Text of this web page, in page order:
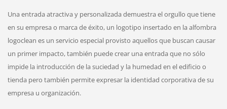
Una entrada atractiva y personalizada demuestra el orgullo que tiene
en su empresa o marca de éxito, un logotipo insertado en la alfombra
logoclean es un servicio especial provisto aquellos que buscan causar
un primer impacto, también puede crear una entrada que no sólo
impide la introducción de la suciedad y la humedad en el edificio o
tienda pero también permite expresar la identidad corporativa de su
empresa u organización.